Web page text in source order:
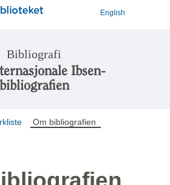
English
Bibliografi
Ibsen-
bibliografien
Om bibliografien